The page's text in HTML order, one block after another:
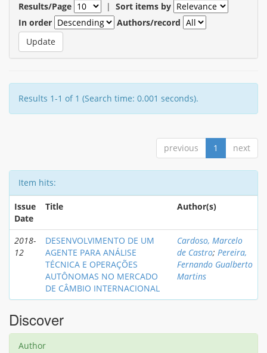
Results/Page | Sort items by
In order
Authors/record
Results 1-1 of 1 (Search time: 0.001 seconds).
previous 1 next
Item hits:
Issue
Date
Title Author(s)
2018-
12
DESENVOLVIMENTO DE UM
AGENTE PARA ANÁLISE
TÉCNICA E OPERAÇÕES
AUTÔNOMAS NO MERCADO
DE CÂMBIO INTERNACIONAL
Cardoso, Marcelo
de Castro; Pereira,
Fernando Gualberto
Martins
Discover
Author